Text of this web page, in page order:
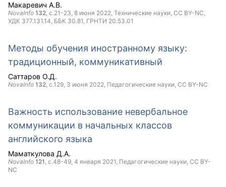
Макаревич А.В.
NovaInfo 132, с.21-23, 8 июня 2022, Технические науки, CC BY-NC,
УДК 377.131.14, ББК 30.81, ГРНТИ 20.53.01
Методы обучения иностранному языку:
традиционный, коммуникативный
Саттаров О.Д.
NovaInfo 132, с.129, 3 июня 2022, Педагогические науки, CC BY-NC
Важность использование невербальное
коммуникации в начальных классов
английского языка
Маматкулова Д.А.
NovaInfo 121, с.48-49, 4 января 2021, Педагогические науки, CC BY-
NC